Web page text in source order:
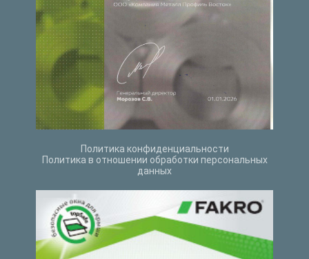
Политика конфиденциальности
Политика в отношении обработки персональных
данных